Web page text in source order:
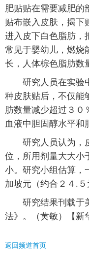
旅游 健
金融 公
富媒体 摄
新华电视中文
肥贴贴在需要减肥的
贴布嵌入皮肤，揭下
进入皮下白色脂肪，
常见于婴幼儿，燃烧
长，人体棕色脂肪数
研究人员在实验中
种皮肤贴后，不仅能
肪数量减少超过３０
血液中胆固醇水平和
研究人员认为，皮
位，所用剂量大大小
小。研究小组估算，
加坡元（约合２４.５
研究结果刊载于美
法》。（黄敏）【新
返回频道首页